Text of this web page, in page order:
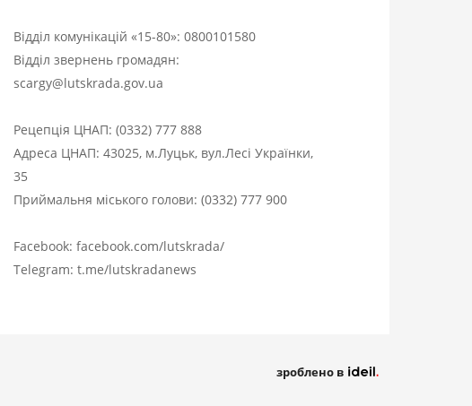
Відділ комунікацій «15-80»: 0800101580
Відділ звернень громадян:
scargy@lutskrada.gov.ua
Рецепція ЦНАП: (0332) 777 888
Адреса ЦНАП: 43025, м.Луцьк, вул.Лесі Українки,
35
Приймальня міського голови: (0332) 777 900
Facebook: facebook.com/lutskrada/
Telegram: t.me/lutskradanews
зроблено в